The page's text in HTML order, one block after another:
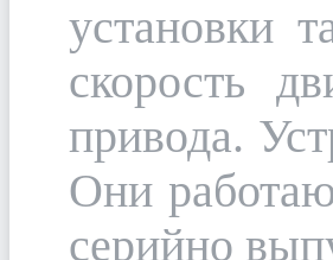
установки
скорость
привода.
Они
серийно